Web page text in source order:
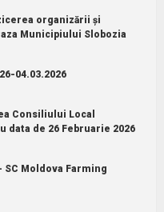
organizării și
Municipiului Slobozia
04.03.2026
Consiliului Local
data de 26 Februarie 2026
SC Moldova Farming